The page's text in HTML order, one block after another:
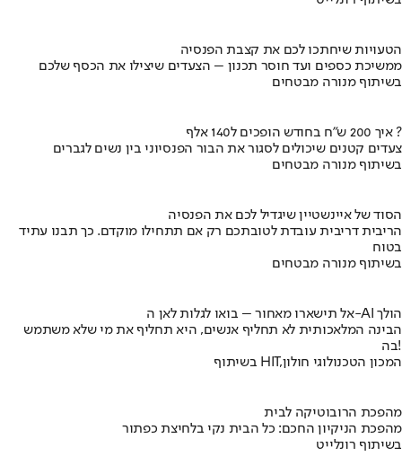
הטעויות שיחתכו לכם את קצבת הפנסיה
ממשיכת כספים ועד חוסר תכנון – הצעדים שיצילו את הכסף שלכם
בשיתוף מנורה מבטחים
איך 200 ש"ח בחודש הופכים ל140 אלף ?
צעדים קטנים שיכולים לסגור את הבור הפנסיוני בין נשים לגברים
בשיתוף מנורה מבטחים
הסוד של איינשטיין שיגדיל לכם את הפנסיה
הריבית דריבית עובדת לטובתכם רק אם תתחילו מוקדם. כך תבנו עתיד
בטוח
בשיתוף מנורה מבטחים
אל תישארו מאחור – בואו לגלות לאן ה-AI הולך
הבינה המלאכותית לא תחליף אנשים, היא תחליף את מי שלא משתמש
בה!
בשיתוף HIT,המכון הטכנולוגי חולון
מהפכת הרובוטיקה לבית
מהפכת הניקיון החכם: כל הבית נקי בלחיצת כפתור
בשיתוף רונלייט